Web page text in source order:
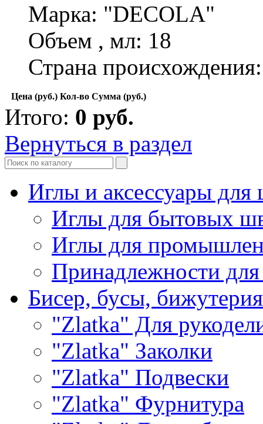
Марка: "DECOLA"
Объем , мл: 18
Страна
Цена (руб.) Кол-во Сумма (руб.)
Итого: 0 руб.
Вернуться в раздел
Иглы и аксессуары
Иглы для бытовых
Иглы для
Принадлежности
Бисер, бусы, бижутерия
"Zlatka" Для
"Zlatka" Заколки
"Zlatka" Подвески
"Zlatka" Фурнитура